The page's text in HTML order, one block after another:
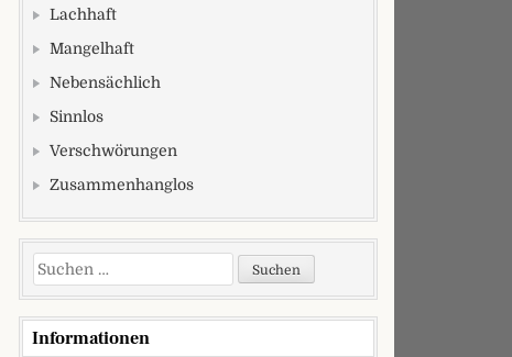
Lachhaft
Mangelhaft
Nebensächlich
Sinnlos
Verschwörungen
Zusammenhanglos
Suchen nach:
Informationen